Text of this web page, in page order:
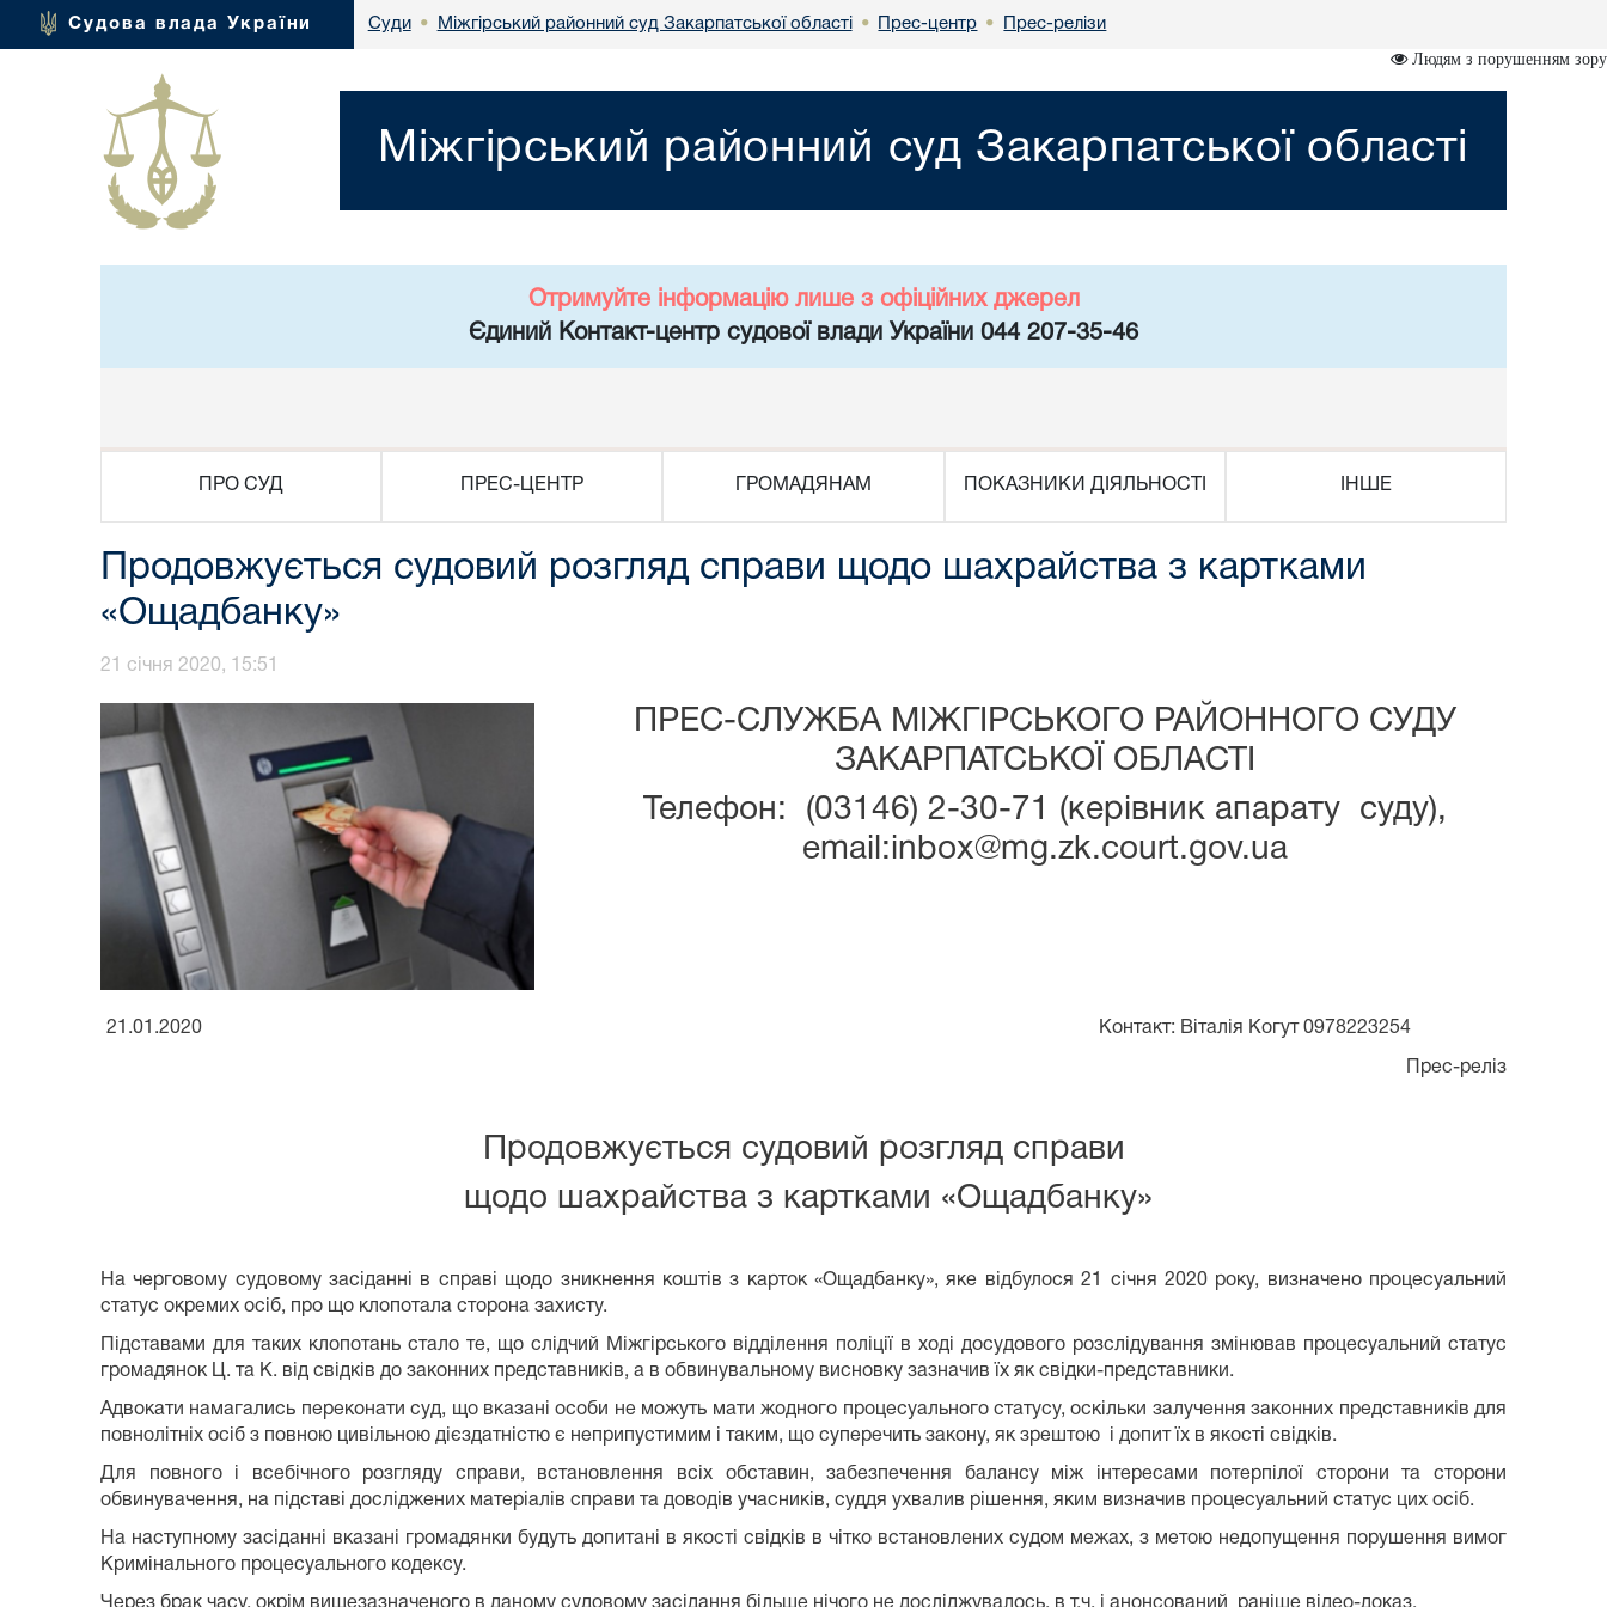
Судова влада України Суди • Міжгірський районний суд Закарпатської області • Прес-центр • Прес-релізи
Людям з порушенням зору
Міжгірський районний суд Закарпатської області
Отримуйте інформацію лише з офіційних джерел
Єдиний Контакт-центр судової влади України 044 207-35-46
ПРО СУД ПРЕС-ЦЕНТР ГРОМАДЯНАМ ПОКАЗНИКИ ДІЯЛЬНОСТІ ІНШЕ
Продовжується судовий розгляд справи щодо шахрайства з картками
«Ощадбанку»
21 січня 2020, 15:51
ПРЕС-СЛУЖБА МІЖГІРСЬКОГО РАЙОННОГО СУДУ
ЗАКАРПАТСЬКОЇ ОБЛАСТІ
Телефон: (03146) 2-30-71 (керівник апарату суду),
email:inbox@mg.zk.court.gov.ua
21.01.2020 Контакт: Віталія Когут 0978223254
Прес-реліз
Продовжується судовий розгляд справи
щодо шахрайства з картками «Ощадбанку»
На черговому судовому засіданні в справі щодо зникнення коштів з карток «Ощадбанку», яке відбулося 21 січня 2020 року, визначено процесуальний
статус окремих осіб, про що клопотала сторона захисту.
Підставами для таких клопотань стало те, що слідчий Міжгірського відділення поліції в ході досудового розслідування змінював процесуальний статус
громадянок Ц. та К. від свідків до законних представників, а в обвинувальному висновку зазначив їх як свідки-представники.
Адвокати намагались переконати суд, що вказані особи не можуть мати жодного процесуального статусу, оскільки залучення законних представників для
повнолітніх осіб з повною цивільною дієздатністю є неприпустимим і таким, що суперечить закону, як зрештою і допит їх в якості свідків.
Для повного і всебічного розгляду справи, встановлення всіх обставин, забезпечення балансу між інтересами потерпілої сторони та сторони
обвинувачення, на підставі досліджених матеріалів справи та доводів учасників, суддя ухвалив рішення, яким визначив процесуальний статус цих осіб.
На наступному засіданні вказані громадянки будуть допитані в якості свідків в чітко встановлених судом межах, з метою недопущення порушення вимог
Кримінального процесуального кодексу.
Через брак часу, окрім вищезазначеного в даному судовому засідання більше нічого не досліджувалось, в т.ч. і анонсований раніше відео-доказ.